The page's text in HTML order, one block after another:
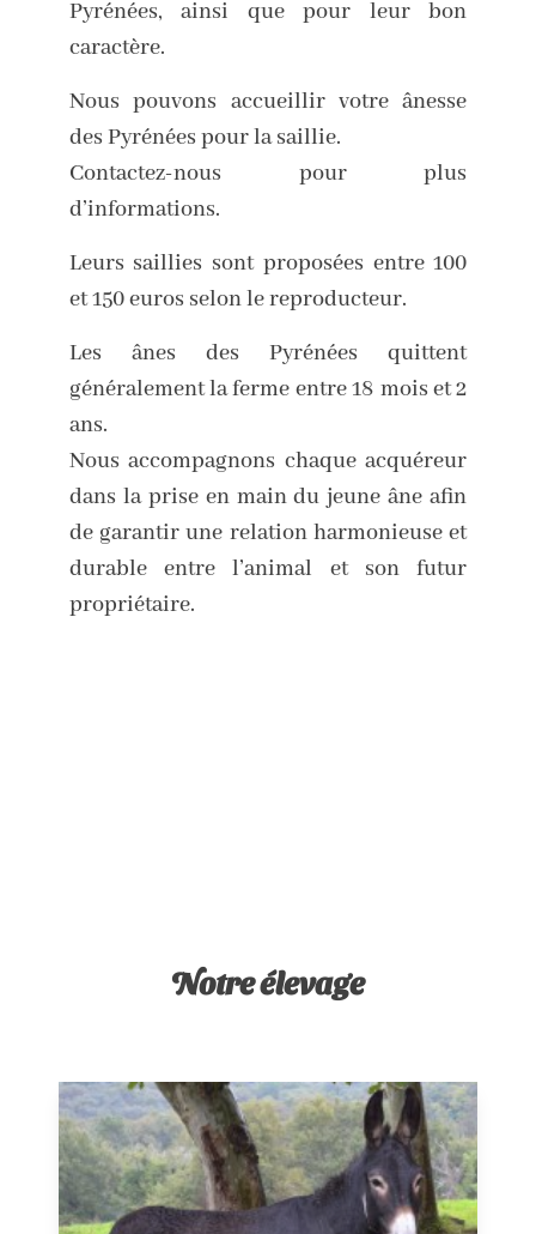
Pyrénées, ainsi que pour leur bon
caractère.
Nous pouvons accueillir votre ânesse
des Pyrénées pour la saillie.
Contactez-nous pour plus
d’informations.
Leurs saillies sont proposées entre 100
et 150 euros selon le reproducteur.
Les ânes des Pyrénées quittent
généralement la ferme entre 18 mois et 2
ans.
Nous accompagnons chaque acquéreur
dans la prise en main du jeune âne afin
de garantir une relation harmonieuse et
durable entre l’animal et son futur
propriétaire.
Notre élevage